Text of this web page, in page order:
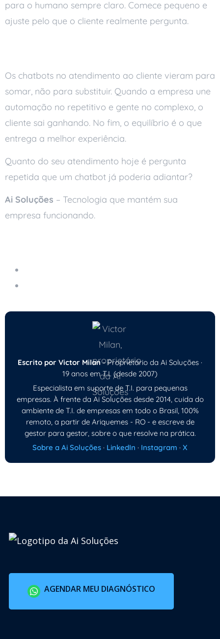
para o humano sempre claro. Comece pequeno e
ajuste pelo que o cliente realmente pergunta.
Os chatbots no atendimento ao cliente vieram para
somar, não para substituir. Quando a empresa une
automação no repetitivo e gente no complexo, o
cliente sai ganhando. No fim, o equilíbrio é o que
entrega a melhor experiência.
Quanto do seu atendimento hoje é pergunta
repetida que um chatbot já poderia adiantar?
Ai Soluções – Tecnologia que mantém sua
empresa funcionando.
Escrito por Victor Milan- Proprietário da Ai Soluções ·
19 anos em T.I. (desde 2007)
Especialista em suporte de T.I. para pequenas
empresas. À frente da Ai Soluções desde 2014, cuida do
ambiente de T.I. de empresas em todo o Brasil, 100%
remoto, a partir de Ariquemes - RO - e escreve de
gestor para gestor, sobre o que resolve na prática.
Sobre a Ai Soluções · LinkedIn · Instagram · X
AGENDAR MEU DIAGNÓSTICO